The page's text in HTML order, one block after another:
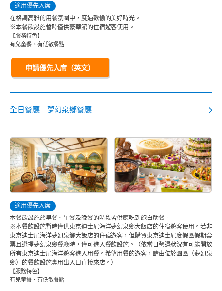
東京迪士尼樂祥飯店
適用優先入席
在格調高雅的用餐氛圍中，度過歡愉的美好時光。
※本餐飲設施暫時僅供豪華館的住宿遊客使用。
【服務特色】
有兒童餐、有低敏餐點
申請優先入席（英文）
全日餐廳 夢幻泉鄉餐廳
適用優先入席
本餐飲設施於早餐、午餐及晚餐的時段皆供應吃到飽自助餐。
※本餐飲設施暫時僅供東京迪士尼海洋夢幻泉鄉大飯店的住宿遊客使用。若非
東京迪士尼海洋夢幻泉鄉大飯店的住宿遊客，但購買東京迪士尼度假區假期套
票且選擇夢幻泉鄉餐廳時，僅可進入餐飲設施。（依當日營運狀況有可能開放
所有東京迪士尼海洋遊客進入用餐。希望用餐的遊客，請由位於園區（夢幻泉
鄉）的餐飲設施專用出入口直接來店。）
【服務特色】
有兒童餐、有低敏餐點